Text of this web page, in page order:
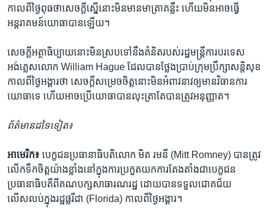
កាល​ពី​ថ្ងៃ​ពុធថា​សេចក្ដី​ស្នើ​នោះ​មិនមាន​មាត្រា​គន្លឹះ​ ហើយ​មិន​អាច​ធ្វើ​
អន្ដរាគមន៍​យោធា​បាន​ឡើយ។
សេចក្ដី​អត្ថាធិប្បាយ​នោះ​មិន​ស្រប​ទៅ​នឹង​គំនិត​របស់​រដ្ឋមន្ដ្រី​ការបរទេស​
អង់គ្លេសលោក William Hague ដែល​បាន​ថ្លែង​ប្រាប់​ក្រុមប្រឹក្សា​សន្ដិសុខ​
កាល​ពី​ថ្ងៃ​អង្គារ​ថា​ សេចក្ដី​សម្រេច​ចិត្ដ​នោះ​មិន​អំពាវនាវ​ឲ្យ​មាន​វិធានការ​
យោធា​ទេ​ ហើយ​អាច​ប្រើ​យោធា​បាន​លុះត្រា​តែ​បាន​ត្រូវ​អនុញ្ញាត។
ព័ត៌មាន​ដទៃ​ទៀត៖
អាមេរិក៖ បេក្ខជន​ប្រធានាធិបតិ​លោក​ មិត​ រមនី​ (Mitt Romney) បាន​ត្រូវ​
លើក​ទឹក​ចិត្ដ​យ៉ាង​ខ្លាំង​នៅ​ក្នុង​ការ​ប្រកួត​យក​ការ​តែងតាំង​ជា​បេក្ខជន​
ប្រធានាធិបតី​ពី​គណបក្ស​សាធារណរដ្ឋ ​ដោយ​បាន​ទទួល​ជោគជ័យ​
លើសលប់​ក្នុង​រដ្ឋ​ផ្លរីដា (Florida)​ កាល​ពី​ថ្ងៃ​អង្គារ។